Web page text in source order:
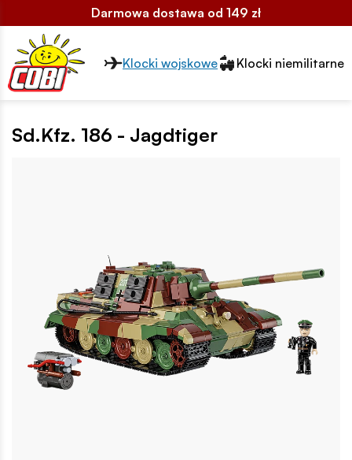
Darmowa dostawa od 149 zł
Przełącznik segmentów2
Klocki wojskowe Klocki niemilitarne
Sd.Kfz. 186 - Jagdtiger